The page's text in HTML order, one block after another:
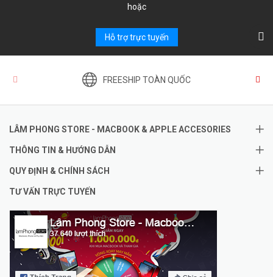
hoặc
Hỗ trợ trực tuyến
FREESHIP TOÀN QUỐC
LÂM PHONG STORE - MACBOOK & APPLE ACCESORIES
THÔNG TIN & HƯỚNG DẪN
QUY ĐỊNH & CHÍNH SÁCH
TƯ VẤN TRỰC TUYẾN